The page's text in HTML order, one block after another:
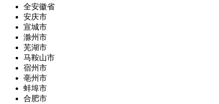
全安徽省
安庆市
宣城市
滁州市
芜湖市
马鞍山市
宿州市
亳州市
蚌埠市
合肥市